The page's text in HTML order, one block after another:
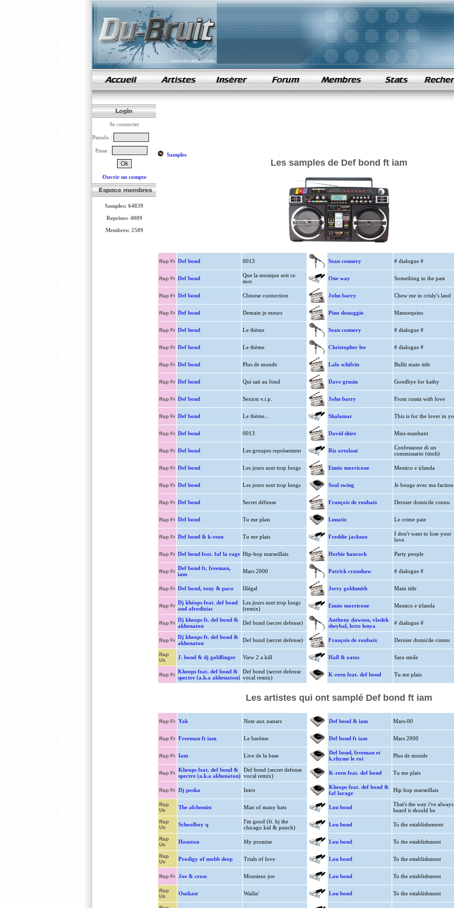
samples de rap
Se connecter
Pseudo :
Passe :
Ouvrir un compte
Samples: 64839
Reprises: 4009
Membres: 2589
Samples
Les samples de Def bond ft iam
Rap Fr Def bond 0013 Sean connery # dialogue #
Rap Fr Def bond
Que la musique soit ce
mot
One way Something in the past
Rap Fr Def bond Chinese connection John barry Chew me in crisly's land
Rap Fr Def bond Demain je meurs Pino donaggio Mannequins
Rap Fr Def bond Le thème Sean connery # dialogue #
Rap Fr Def bond Le thème Christopher lee # dialogue #
Rap Fr Def bond Plus de monde Lalo schifrin Bullit main title
Rap Fr Def bond Qui sait au fond Dave grusin Goodbye for kathy
Rap Fr Def bond Sexion v.i.p. John barry From russia with love
Rap Fr Def bond Le thème... Shalamar This is for the lover in
Rap Fr Def bond 0013 David shire Mini-manhunt
Rap Fr Def bond Les groupes représentent Riz ortolani
Confessione di un
commissario (titoli)
Rap Fr Def bond Les jours sont trop longs Ennio morricone Messico e irlanda
Rap Fr Def bond Les jours sont trop longs Soul swing Je bouge avec ma faction
Rap Fr Def bond Secret défense François de roubaix Dernier domicile connu
Rap Fr Def bond Tu me plais Lunatic Le crime paie
Rap Fr Def bond & k-reen Tu me plais Freddie jackson
I don't want to lose your
love
Rap Fr Def bond feat. faf la rage Hip-hop marseillais Herbie hancock Party people
Rap Fr
Def bond ft. freeman,
iam
Mars 2000 Patrick cranshaw # dialogue #
Rap Fr Def bond, tony & paco Illégal Jerry goldsmith Main title
Rap Fr
Dj khéops feat. def bond
and afrodiziac
Les jours sont trop longs
(remix)
Ennio morricone Messico e irlanda
Rap Fr
Dj kheops ft. def bond &
akhenaton
Def bond (secret defense)
Anthony dawson, vladek
sheybal, lotte lenya
# dialogue #
Rap Fr
Dj kheops ft. def bond &
akhenaton
Def bond (secret defense) François de roubaix Dernier domicile connu
Rap
Us
J. bond & dj goldfinger View 2 a kill Hall & oates Sara smile
Rap Fr
Kheops feat. def bond &
spectre (a.k.a akhenaton)
Def bond (secret defense
vocal remix)
K-reen feat. def bond Tu me plais
Les artistes qui ont samplé Def bond ft iam
Rap Fr Yak Note aux nanars Def bond & iam Mars-00
Rap Fr Freeman ft iam Le barème Def bond ft iam Mars 2000
Rap Fr Iam Live de la base
Def bond, freeman et
k.rhyme le roi
Plus de monde
Rap Fr
Kheops feat. def bond &
spectre (a.k.a akhenaton)
Def bond (secret defense
vocal remix)
K-reen feat. def bond Tu me plais
Rap Fr Dj poska Intro
Kheops feat. def bond &
faf larage
Hip hop marseillais
Rap
Us
The alchemist Man of many hats Lou bond
That's the way i've always
heard it should be
Rap
Us
Schoolboy q
I'm good (ft. bj the
chicago kid & punch)
Lou bond To the establishement
Rap
Us
Houston My promise Lou bond To the establishment
Rap
Us
Prodigy of mobb deep Trials of love Lou bond To the establishment
Rap Fr Joe & cross Monsieur joe Lou bond To the establishment
Rap
Us
Outkast Wailin' Lou bond To the establishment